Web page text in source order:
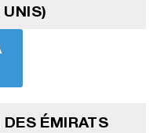
UNIS)
ÉMIRATS